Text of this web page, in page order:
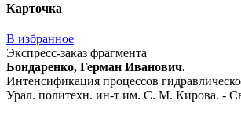
Карточка
В избранное
Экспресс-заказ фрагмента
Бондаренко, Герман Иванович.
Интенсификация процессов
Урал. политехн. ин-т им. С. М. Кирова. -